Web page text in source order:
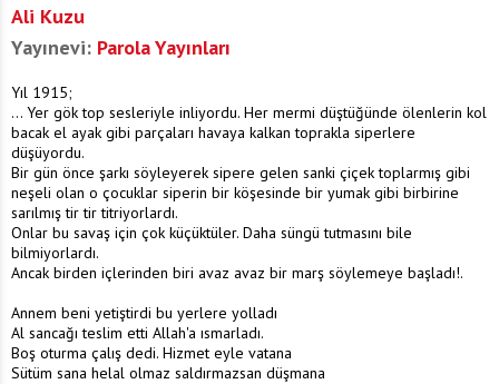
Ali Kuzu
Yayınevi: Parola Yayınları
Yıl 1915;
... Yer gök top sesleriyle inliyordu. Her mermi düştüğünde ölenlerin kol
bacak el ayak gibi parçaları havaya kalkan toprakla siperlere
düşüyordu.
Bir gün önce şarkı söyleyerek sipere gelen sanki çiçek toplarmış gibi
neşeli olan o çocuklar siperin bir köşesinde bir yumak gibi birbirine
sarılmış tir tir titriyorlardı.
Onlar bu savaş için çok küçüktüler. Daha süngü tutmasını bile
bilmiyorlardı.
Ancak birden içlerinden biri avaz avaz bir marş söylemeye başladı!.
Annem beni yetiştirdi bu yerlere yolladı
Al sancağı teslim etti Allah'a ısmarladı.
Boş oturma çalış dedi. Hizmet eyle vatana
Sütüm sana helal olmaz saldırmazsan düşmana